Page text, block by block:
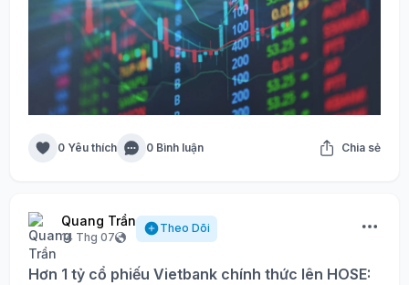
0 Yêu thích 0 Bình luận Chia sẻ
Quang Trần
14 Thg 07
Theo Dõi
Hơn 1 tỷ cổ phiếu Vietbank chính thức lên HOSE: